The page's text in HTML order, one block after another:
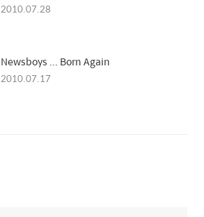
2010.07.28
Newsboys ... Born Again
2010.07.17